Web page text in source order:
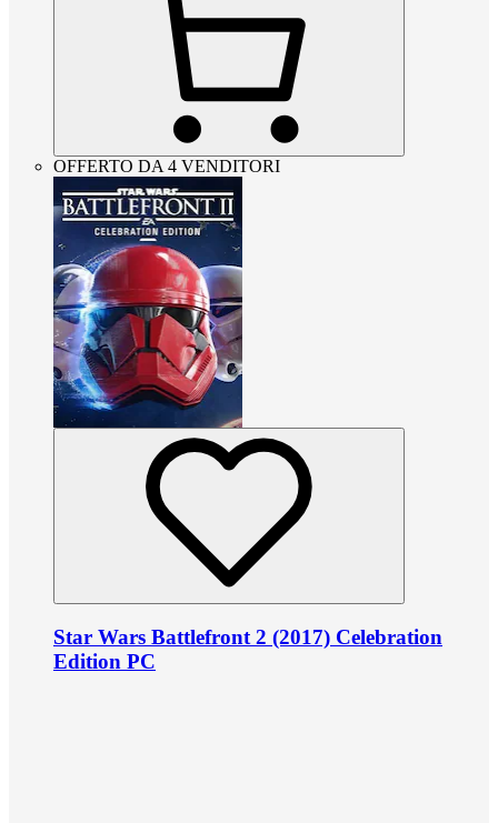
OFFERTO DA 4 VENDITORI
Star Wars Battlefront 2 (2017) Celebration
Edition PC